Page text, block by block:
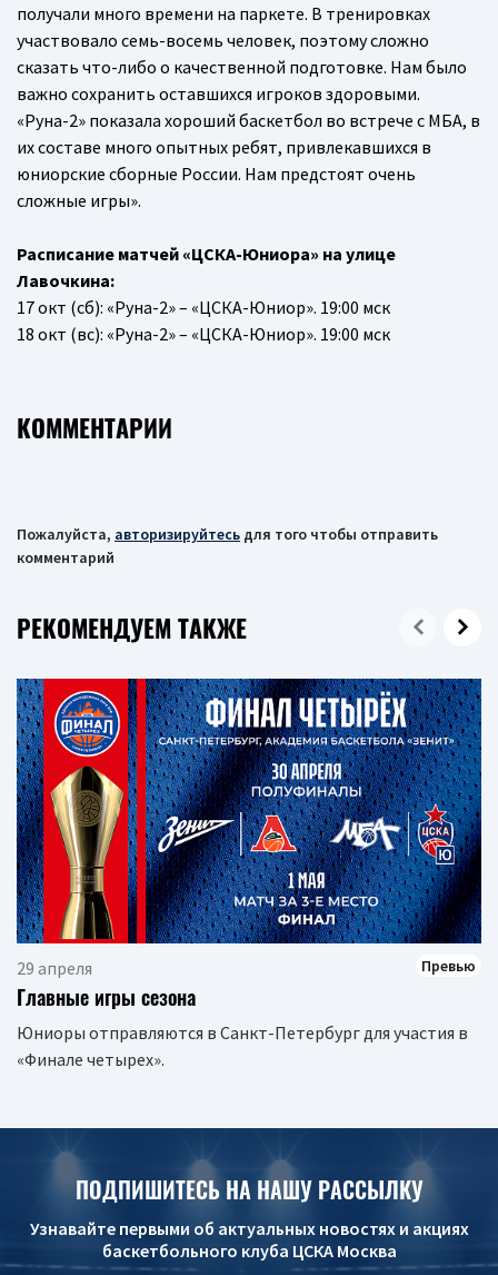
получали много времени на паркете. В тренировках
участвовало семь-восемь человек, поэтому сложно
сказать что-либо о качественной подготовке. Нам было
важно сохранить оставшихся игроков здоровыми.
«Руна-2» показала хороший баскетбол во встрече с МБА, в
их составе много опытных ребят, привлекавшихся в
юниорские сборные России. Нам предстоят очень
сложные игры».
Расписание матчей «ЦСКА-Юниора» на улице
Лавочкина:
17 окт (сб): «Руна-2» – «ЦСКА-Юниор». 19:00 мск
18 окт (вс): «Руна-2» – «ЦСКА-Юниор». 19:00 мск
КОММЕНТАРИИ
Пожалуйста, авторизируйтесь для того чтобы отправить
комментарий
РЕКОМЕНДУЕМ ТАКЖЕ
29 апреля Превью
Главные игры сезона
Юниоры отправляются в Санкт-Петербург для участия в
«Финале четырех».
ПОДПИШИТЕСЬ НА НАШУ РАССЫЛКУ
Узнавайте первыми об актуальных новостях и акциях
баскетбольного клуба ЦСКА Москва